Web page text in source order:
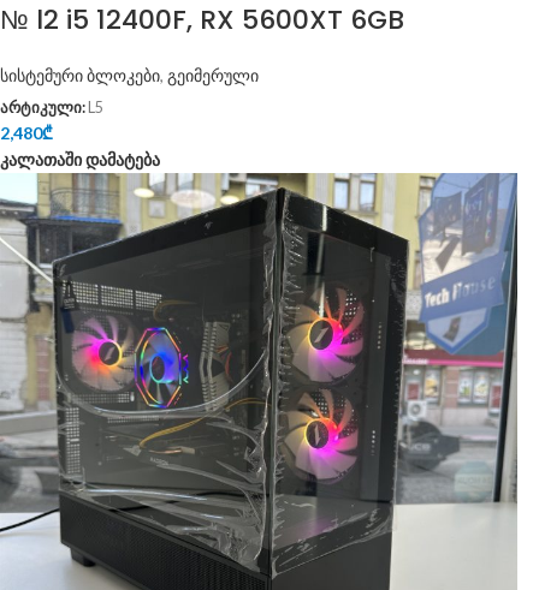
№ l2 i5 12400F, RX 5600XT 6GB
სისტემური ბლოკები, გეიმერული
არტიკული: L5
2,480₾
კალათაში დამატება